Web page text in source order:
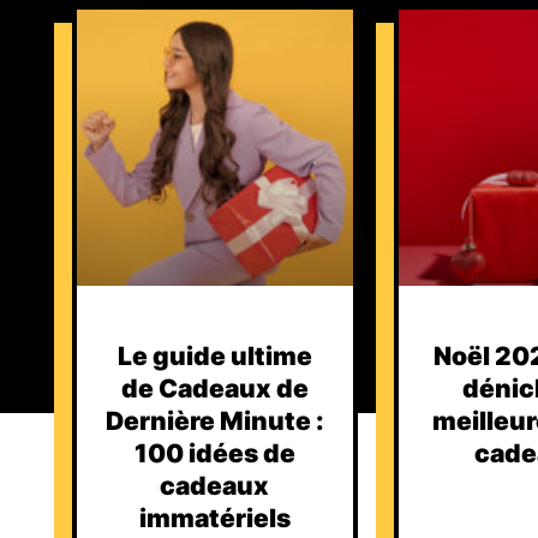
Le guide ultime
de Cadeaux de
Dernière Minute :
100 idées de
cadeaux
immatériels
Noël